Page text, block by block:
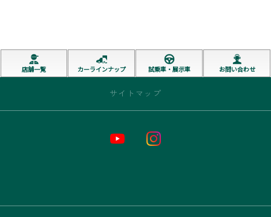
店舗一覧 カーラインナップ 試乗車・展示車 お問い合わせ
サイトマップ